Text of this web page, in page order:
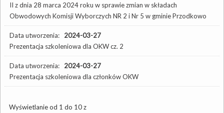
II z dnia 28 marca 2024 roku w sprawie zmian w składach
Obwodowych Komisji Wyborczych NR 2 i Nr 5 w gminie Przodkowo
Data utworzenia: 2024-03-27
Prezentacja szkoleniowa dla OKW cz. 2
Data utworzenia: 2024-03-27
Prezentacja szkoleniowa dla członków OKW
Wyświetlanie od 1 do 10 z